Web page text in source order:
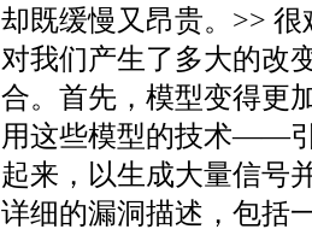
却既缓慢又昂贵。>>
对我们产生了多大的改
合。首先，模型变得更
用这些模型的技术——
起来，以生成大量信号
详细的漏洞描述，包括